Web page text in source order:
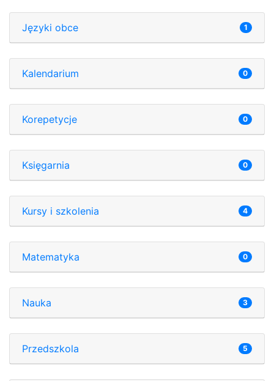
Języki obce 1
Kalendarium 0
Korepetycje 0
Księgarnia 0
Kursy i szkolenia 4
Matematyka 0
Nauka 3
Przedszkola 5